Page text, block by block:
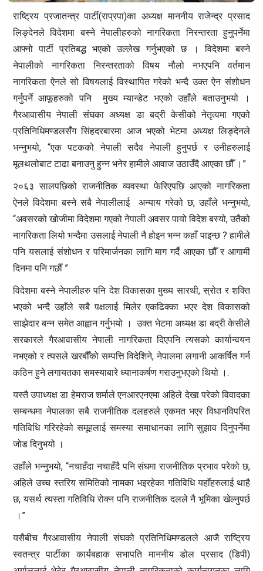
राष्ट्रिय प्रजातन्त्र पार्टी(राप्रपा)का अध्यक्ष माननीय राजेन्द्र प्रसाद
लिङ्देनले विदेशमा बस्ने नेपालीहरुको नागरिकता निरन्तरता हुनुपर्नेमा
आफ्नो पार्टी प्रतिबद्ध भएको उल्लेख गर्नुभएको छ । विदेशमा बस्ने
नेपालीको नागरिकता निरन्तरताको विषय नौलो नभएपनि वर्तमान
नागरिकता ऐनले सो विषयलाई विस्थापित गरेको भन्दै उक्त ऐन संशोधन
गर्नुपर्ने आफूहरुको पनि मुख्य म्यान्डेट भएको उहाँले बताउनुभयो ।
गैरआवासीय नेपाली संघका अध्यक्ष डा बद्री केसीको नेतृत्वमा गएको
प्रतिनिधिमण्डलसँग सिंहदरबारमा आज भएको भेटमा अध्यक्ष लिङ्देनले
भन्नुभयो, “एक पटकको नेपाली सदैव नेपाली हुनुपर्छ र उनीहरुलाई
मूलथलोबाट टाढा बनाउनु हुन्न भनेर हामीले आवाज उठाउँदै आएका छौँ ।”
२०६३ सालपछिको राजनीतिक व्यवस्था फेरिएपछि आएको नागरिकता
ऐनले विदेशमा बस्ने सबै नेपालीलाई अन्याय गरेको छ, उहाँले भन्नुभयो,
“अवसरको खोजीमा विदेशमा गएको नेपाली अवसर पायो विदेश बस्यो, उतैको
नागरिकता लियो भन्दैमा उसलाई नेपाली नै होइन भन्न कहाँ पाइन्छ ? हामीले
पनि यसलाई संशोधन र परिमार्जनका लागि माग गर्दै आएका छौँ र आगामी
दिनमा पनि गर्छौँ ”
विदेशमा बस्ने नेपालीहरु पनि देश विकासका मुख्य सारथी, स्रोत र शक्ति
भएको भन्दै उहाँले सबै पक्षलाई मिलेर एकढिक्का भएर देश विकासको
साझेदार बन्न समेत आह्वान गर्नुभयो । उक्त भेटमा अध्यक्ष डा बद्री केसीले
सरकारले गैरआवासीय नेपाली नागरिकता दिएपनि त्यसको कार्यान्वयन
नभएको र त्यसले खरबौँको सम्पत्ति विदेशिने, नेपालमा लगानी आकर्षित गर्न
कठिन हुने लगायतका समस्याबारे ध्यानाकर्षण गराउनुभएको थियो ।.
यस्तै उपाध्यक्ष डा हेमराज शर्माले एनआरएनएमा अहिले देखा परेको विवादका
सम्बन्धमा नेपालका सबै राजनीतिक दलहरुले एकमत भएर विधानविपरित
गतिविधि गरिरहेको समूहलाई समस्या समाधानका लागि सुझाव दिनुपर्नेमा
जोड दिनुभयो ।
उहाँले भन्नुभयो, “नचाहँदा नचाहँदै पनि संघमा राजनीतिक प्रभाव परेको छ,
अहिले उच्च स्तरिय समितिको नामका भइरहेका गतिविधि यहाँहरुलाई थाहै
छ, यसर्थ त्यस्ता गतिविधि रोक्न पनि राजनीतिक दलले नै भूमिका खेल्नुपर्छ
।”
यसैबीच गैरआवासीय नेपाली संघको प्रतिनिधिमण्डलले आजै राष्ट्रिय
स्वतन्त्र पार्टीका कार्यबहाक सभापति माननीय डोल प्रसाद (डिपी)